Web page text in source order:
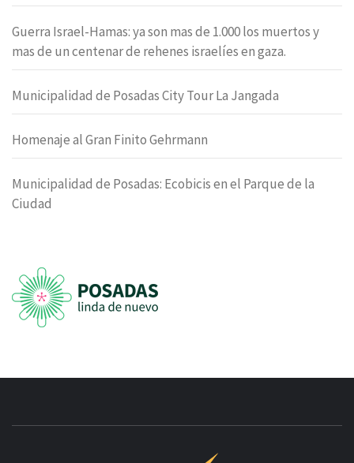
Guerra Israel-Hamas: ya son mas de 1.000 los muertos y
mas de un centenar de rehenes israelíes en gaza.
Municipalidad de Posadas City Tour La Jangada
Homenaje al Gran Finito Gehrmann
Municipalidad de Posadas: Ecobicis en el Parque de la
Ciudad